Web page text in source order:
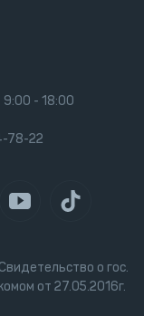
о гос.
от 27.05.2016г.
- 18:00
78-22